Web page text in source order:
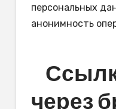
персональных
анонимность
через